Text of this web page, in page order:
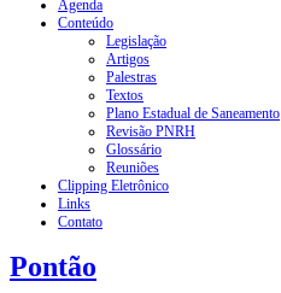
Agenda
Conteúdo
Legislação
Artigos
Palestras
Textos
Plano Estadual de Saneamento
Revisão PNRH
Glossário
Reuniões
Clipping Eletrônico
Links
Contato
Pontão